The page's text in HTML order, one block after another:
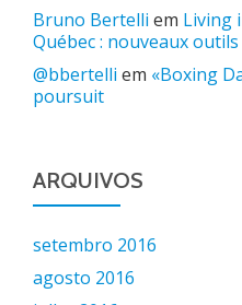
Bruno Bertelli em Living
Québec : nouveaux
@bbertelli em «Boxing
poursuit
ARQUIVOS
setembro 2016
agosto 2016